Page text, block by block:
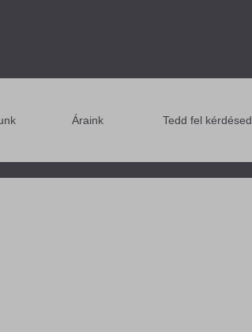
Áraink Tedd fel kérdésed